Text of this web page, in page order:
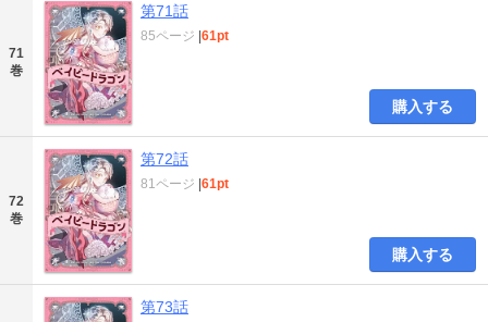
71
巻
第71話
85ページ |61pt
購入する
72
巻
第72話
81ページ |61pt
購入する
第73話